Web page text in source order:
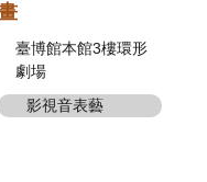
臺博館本館3樓環形
劇場
影視音表藝